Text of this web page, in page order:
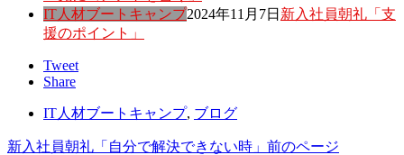
IT人材ブートキャンプ2024年11月7日 新入社員朝礼「支
援のポイント」
Tweet
Share
IT人材ブートキャンプ, ブログ
新入社員朝礼「自分で解決できない時」 前のページ